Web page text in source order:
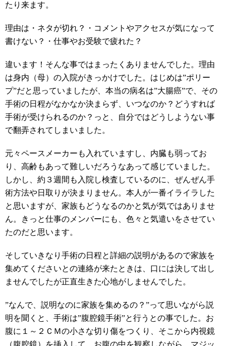
たり来ます。
理由は・ネタが切れ？・コメントやアクセスが気になって
書けない？・仕事やお受験で疲れた？
違います！そんな事ではまったくありませんでした。理由
は身内（母）の入院がきっかけでした。はじめは”ポリー
プ”だと思っていましたが、本当の病名は”大腸癌”で、その
手術の日程がなかなか決まらず、いつなのか？どうすれば
手術が受けられるのか？っと、自分ではどうしようない事
で翻弄されてしまいました。
元々ペースメーカーも入れていますし、内臓も弱ってお
り、高齢もあって難しいだろうなあって感じていました。
しかし、約３週間も入院し検査しているのに、ぜんぜん手
術方法や日取りが決まりません。本人が一番イライラした
と思いますが、家族もどうなるのかと気が気ではありませ
ん。きっと仕事のメンバーにも、色々と気遣いをさせてい
たのだと思います。
そしていきなり手術の日程と詳細の説明があるので家族を
集めてくださいとの連絡が来たときは、口には決して出し
ませんでしたが正直生きた心地がしませんでした。
”なんで、説明なのに家族を集めるの？”って思いながら説
明を聞くと、手術は”腹腔鏡手術”と行うとの事でした。お
腹に１～２ＣＭの小さな切り傷をつくり、そこから内視鏡
（腹腔鏡）を挿入して、お腹の中を観察しながら、マジッ